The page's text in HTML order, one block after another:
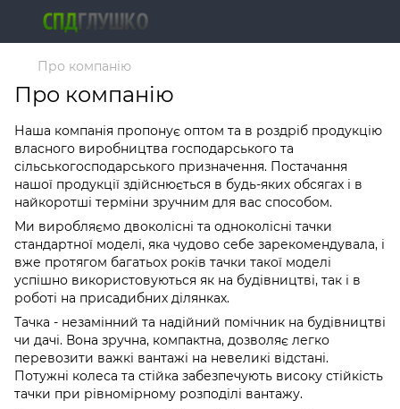
Про компанію
Про компанію
Наша компанія пропонує оптом та в роздріб продукцію
власного виробництва господарського та
сільськогосподарського призначення. Постачання
нашої продукції здійснюється в будь-яких обсягах і в
найкоротші терміни зручним для вас способом.
Ми виробляємо двоколісні та одноколісні тачки
стандартної моделі, яка чудово себе зарекомендувала, і
вже протягом багатьох років тачки такої моделі
успішно використовуються як на будівництві, так і в
роботі на присадибних ділянках.
Тачка - незамінний та надійний помічник на будівництві
чи дачі. Вона зручна, компактна, дозволяє легко
перевозити важкі вантажі на невеликі відстані.
Потужні колеса та стійка забезпечують високу стійкість
тачки при рівномірному розподілі вантажу.